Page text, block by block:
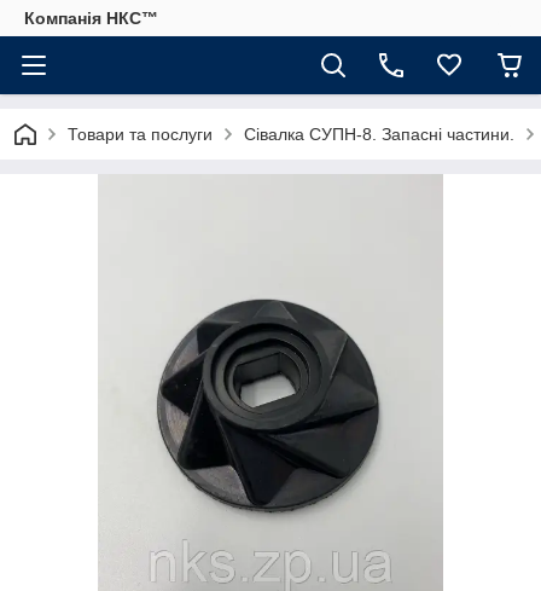
Компанія НКС™
Товари та послуги Сівалка СУПН-8. Запасні частини.